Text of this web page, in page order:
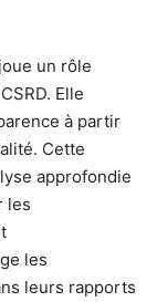
un rôle
Elle
à partir
Cette
approfondie
les
les
leurs rapports